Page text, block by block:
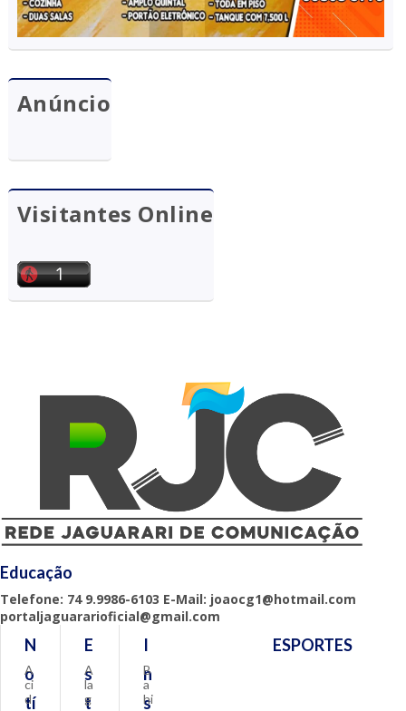
Anúncio
Visitantes Online
Educação
Telefone: 74 9.9986-6103 E-Mail: joaocg1@hotmail.com
portaljaguararioficial@gmail.com
N
o
tí
A
ci
d
E
s
t
A
la
g
I
n
s
B
a
hi
ESPORTES